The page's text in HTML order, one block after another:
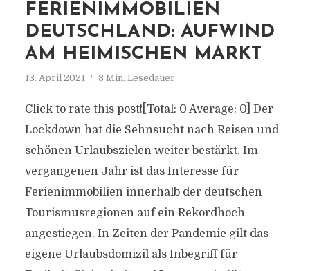
FERIENIMMOBILIEN
DEUTSCHLAND: AUFWIND
AM HEIMISCHEN MARKT
13. April 2021 3 Min. Lesedauer
Click to rate this post![Total: 0 Average: 0] Der
Lockdown hat die Sehnsucht nach Reisen und
schönen Urlaubszielen weiter bestärkt. Im
vergangenen Jahr ist das Interesse für
Ferienimmobilien innerhalb der deutschen
Tourismusregionen auf ein Rekordhoch
angestiegen. In Zeiten der Pandemie gilt das
eigene Urlaubsdomizil als Inbegriff für